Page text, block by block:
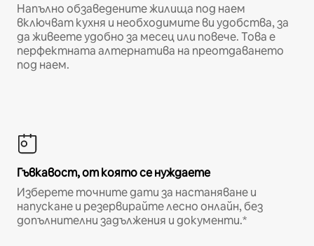
Напълно обзаведените жилища под наем
включват кухня и необходимите ви удобства, за
да живеете удобно за месец или повече. Това е
перфектната алтернатива на преотдаването
под наем.
Гъвкавост, от която се нуждаете
Изберете точните дати за настаняване и
напускане и резервирайте лесно онлайн, без
допълнителни задължения и документи.*